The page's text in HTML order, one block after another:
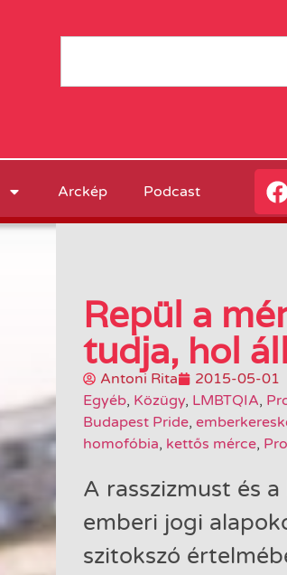
Arckép Podcast
Repül a
tudja, hol
Antoni Rita
2015-05-01
Egyéb, Közügy, LMBTQIA,
Budapest Pride,
homofóbia, kettős mérce,
A rasszizmust és
emberi jogi
szitokszó